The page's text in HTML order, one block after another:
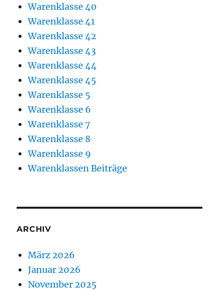
Warenklasse 40
Warenklasse 41
Warenklasse 42
Warenklasse 43
Warenklasse 44
Warenklasse 45
Warenklasse 5
Warenklasse 6
Warenklasse 7
Warenklasse 8
Warenklasse 9
Warenklassen Beiträge
ARCHIV
März 2026
Januar 2026
November 2025